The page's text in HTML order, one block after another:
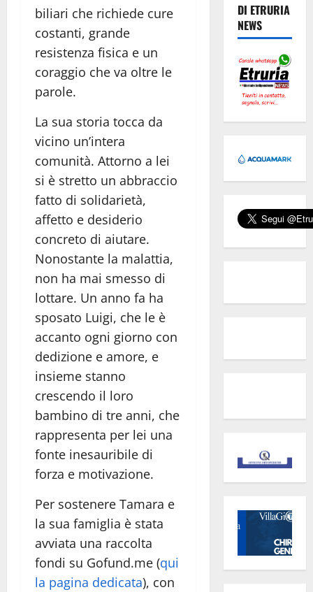
biliari che richiede cure
costanti, grande
resistenza fisica e un
coraggio che va oltre le
parole.
La sua storia tocca da
vicino un’intera
comunità. Attorno a lei
si è stretto un abbraccio
fatto di solidarietà,
affetto e desiderio
concreto di aiutare.
Nonostante la malattia,
non ha mai smesso di
lottare. Un anno fa ha
sposato Luigi, che le è
accanto ogni giorno con
dedizione e amore, e
insieme stanno
crescendo il loro
bambino di tre anni, che
rappresenta per lei una
fonte inesauribile di
forza e motivazione.
Per sostenere Tamara e
la sua famiglia è stata
avviata una raccolta
fondi su Gofund.me (qui
la pagina dedicata), con
DI ETRURIA
NEWS